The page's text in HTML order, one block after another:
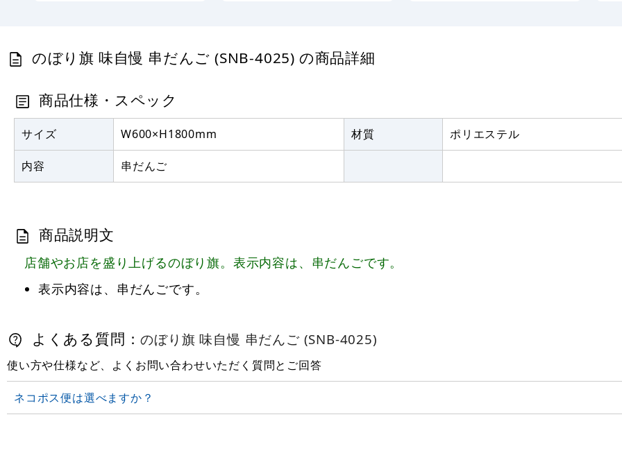
のぼり旗 味自慢 串だんご (SNB-4025) の商品詳細
商品仕様・スペック
サイズ W600×H1800mm 材質 ポリエステル
内容 串だんご
商品説明文
店舗やお店を盛り上げるのぼり旗。表示内容は、串だんごです。
表示内容は、串だんごです。
よくある質問：のぼり旗 味自慢 串だんご (SNB-4025)
使い方や仕様など、よくお問い合わせいただく質問とご回答
ネコポス便は選べますか？